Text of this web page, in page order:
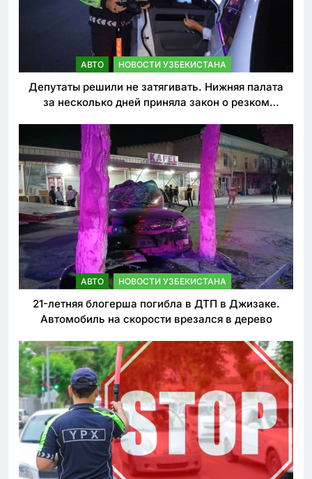
АВТО НОВОСТИ УЗБЕКИСТАНА
Депутаты решили не затягивать. Нижняя палата
за несколько дней приняла закон о резком
АВТО НОВОСТИ УЗБЕКИСТАНА
21-летняя блогерша погибла в ДТП в Джизаке.
Автомобиль на скорости врезался в дерево